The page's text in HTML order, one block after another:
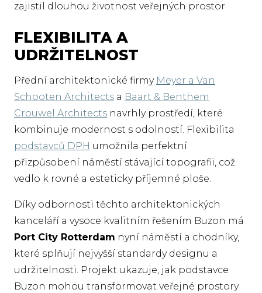
zajistil dlouhou životnost veřejných prostor.
FLEXIBILITA A
UDRŽITELNOST
Přední architektonické firmy Meyer a Van
Schooten Architects a Baart & Benthem
Crouwel Architects navrhly prostředí, které
kombinuje modernost s odolností. Flexibilita
podstavců DPH umožnila perfektní
přizpůsobení náměstí stávající topografii, což
vedlo k rovné a esteticky příjemné ploše.
Díky odbornosti těchto architektonických
kanceláří a vysoce kvalitním řešením Buzon má
Port City Rotterdam nyní náměstí a chodníky,
které splňují nejvyšší standardy designu a
udržitelnosti. Projekt ukazuje, jak podstavce
Buzon mohou transformovat veřejné prostory